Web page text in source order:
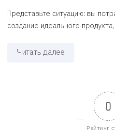
Представьте ситуацию: вы
создание идеального
Читать далее
0
Рейтинг